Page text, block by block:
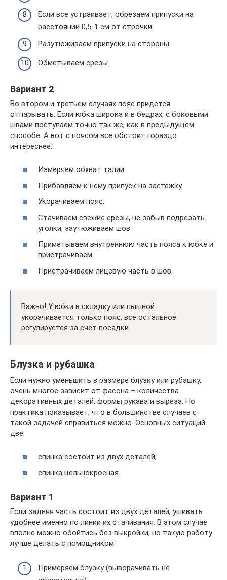
Если все устраивает, обрезаем припуски на
расстоянии 0,5-1 см от строчки.
Разутюживаем припуски на стороны.
Обметываем срезы.
Вариант 2
Во втором и третьем случаях пояс придется
отпарывать. Если юбка широка и в бедрах, с боковыми
швами поступаем точно так же, как в предыдущем
способе. А вот с поясом все обстоит гораздо
интереснее:
Измеряем обхват талии.
Прибавляем к нему припуск на застежку.
Укорачиваем пояс.
Стачиваем свежие срезы, не забыв подрезать
уголки, заутюживаем шов.
Приметываем внутреннюю часть пояса к юбке и
пристрачиваем.
Пристрачиваем лицевую часть в шов.
Важно! У юбки в складку или пышной
укорачивается только пояс, все остальное
регулируется за счет посадки.
Блузка и рубашка
Если нужно уменьшить в размере блузку или рубашку,
очень многое зависит от фасона – количества
декоративных деталей, формы рукава и выреза. Но
практика показывает, что в большинстве случаев с
такой задачей справиться можно. Основных ситуаций
две:
спинка состоит из двух деталей;
спинка цельнокроеная.
Вариант 1
Если задняя часть состоит из двух деталей, ушивать
удобнее именно по линии их стачивания. В этом случае
вполне можно обойтись без выкройки, но такую работу
лучше делать с помощником:
Примеряем блузку (выворачивать не